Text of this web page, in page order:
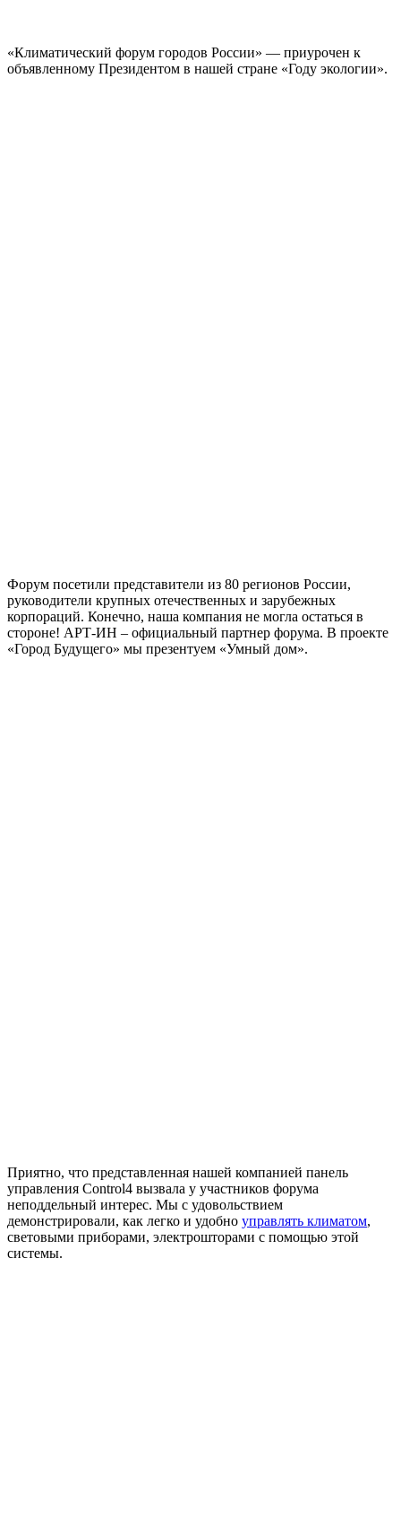
«Климатический форум городов России» — приурочен к
объявленному Президентом в нашей стране «Году экологии».
Форум посетили представители из 80 регионов России,
руководители крупных отечественных и зарубежных
корпораций. Конечно, наша компания не могла остаться в
стороне! АРТ-ИН – официальный партнер форума. В проекте
«Город Будущего» мы презентуем «Умный дом».
Приятно, что представленная нашей компанией панель
управления Control4 вызвала у участников форума
неподдельный интерес. Мы с удовольствием
демонстрировали, как легко и удобно управлять климатом,
световыми приборами, электрошторами с помощью этой
системы.